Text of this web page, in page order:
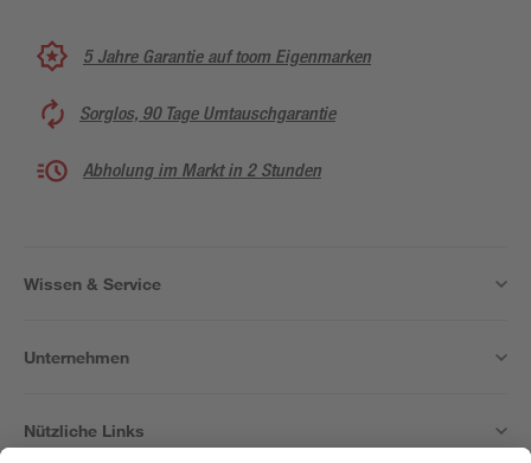
5 Jahre Garantie auf toom Eigenmarken
Sorglos, 90 Tage Umtauschgarantie
Abholung im Markt in 2 Stunden
Wissen & Service
Unternehmen
Nützliche Links